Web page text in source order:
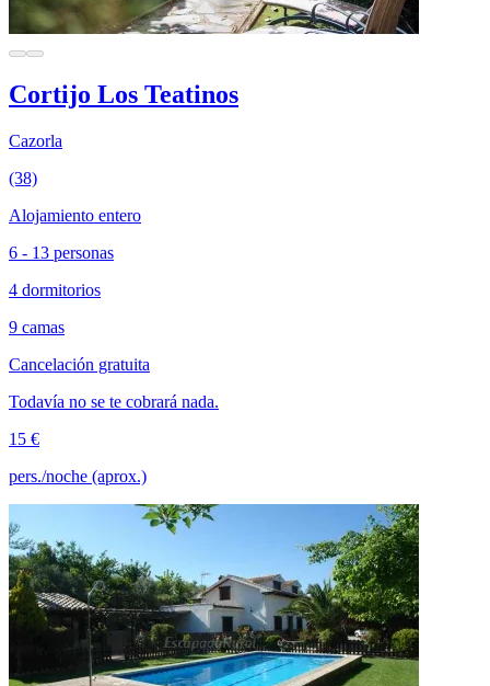
Cortijo Los Teatinos
Cazorla
(38)
Alojamiento entero
6 - 13 personas
4 dormitorios
9 camas
Cancelación gratuita
Todavía no se te cobrará nada.
15 €
pers./noche (aprox.)